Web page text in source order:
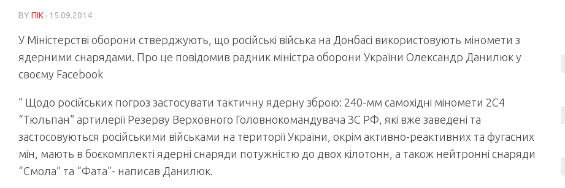
BY ПІК · 15.09.2014
У Міністерстві оборони стверджують, що російські війська на Донбасі використовують міномети з
ядерними снарядами. Про це повідомив радник міністра оборони України Олександр Данилюк у
своєму Facebook
” Щодо російських погроз застосувати тактичну ядерну зброю: 240-мм самохідні міномети 2С4
“Тюльпан” артилерії Резерву Верховного Головнокомандувача ЗС РФ, які вже заведені та
застосовуються російськими військами на території України, окрім активно-реактивних та фугасних
мін, мають в боєкомплекті ядерні снаряди потужністю до двох кілотонн, а також нейтронні снаряди
“Смола” та “Фата”- написав Данилюк.